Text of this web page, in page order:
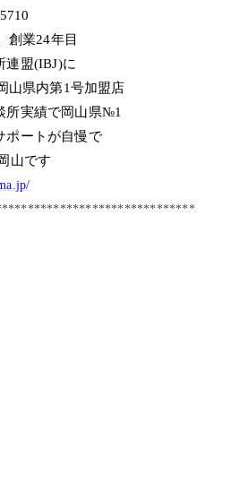
創業24年目
連盟(IBJ)に
山県内第1号加盟店
所実績で岡山県№1
ポートが自慢で
山です